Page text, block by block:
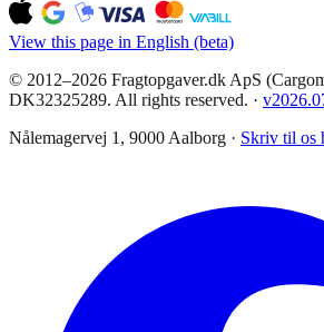
View this page in English (beta)
© 2012–2026 Fragtopgaver.dk ApS
DK32325289. All rights reserved. · v
Nålemagervej 1, 9000 Aalborg · Skriv til os